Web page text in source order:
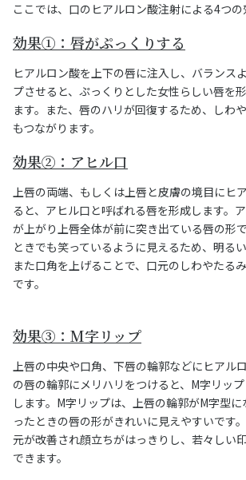
ここでは、口のヒアルロン酸注射による4つの
効果①：唇がぷっくりする
ヒアルロン酸を上下の唇に注入し、バランス
プさせると、ぷっくりとした女性らしい唇を
ます。また、唇のハリが回復するため、しわ
もつながります。
効果②：アヒル口
上唇の両端、もしくは上唇と皮膚の境目にヒ
ると、アヒル口と呼ばれる唇を形成します。
が上がり上唇全体が前に突き出ている唇の形
ときでも笑っているように見えるため、明る
また口角を上げることで、口元のしわやたる
です。
効果③：M字リップ
上唇の中央や口角、下唇の輪郭などにヒアル
の唇の輪郭にメリハリをつけると、M字リッ
します。M字リップは、上唇の輪郭がM字型
ったときの唇の形がきれいに見えやすいです
元が改善され顔立ちがはっきりし、若々しい
できます。